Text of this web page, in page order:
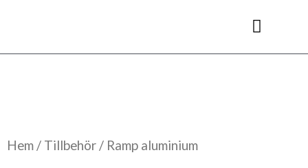
Hem / Tillbehör / Ramp aluminium